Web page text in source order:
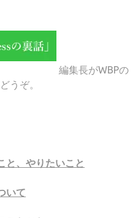
編集長がWBPの
うぞ。
と、やりたいこと
いて